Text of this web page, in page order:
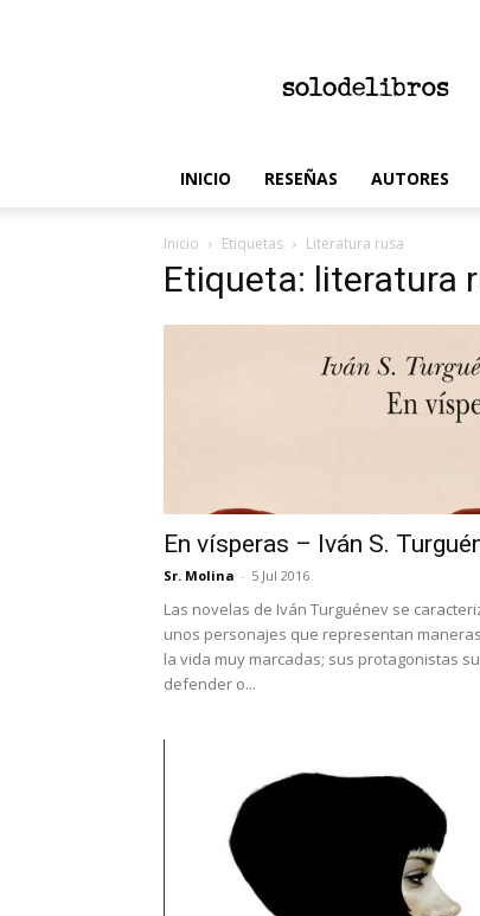
INICIO RESEÑAS AUTORES
Inicio Etiquetas Literatura rusa
Etiqueta: literatura
En vísperas – Iván S.
Sr. Molina - 5 Jul 2016
Las novelas de Iván Turguénev se
unos personajes que representan
la vida muy marcadas; sus protagonistas
defender o...